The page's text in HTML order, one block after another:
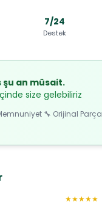
7/24
Destek
şu an müsait.
size gelebiliriz
🔧 Orijinal Parça
★★★★★